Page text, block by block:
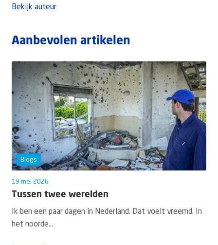
Bekijk auteur
Aanbevolen artikelen
Blogs
19 mei 2026
Tussen twee werelden
Ik ben een paar dagen in Nederland. Dat voelt vreemd. In
het noorde...